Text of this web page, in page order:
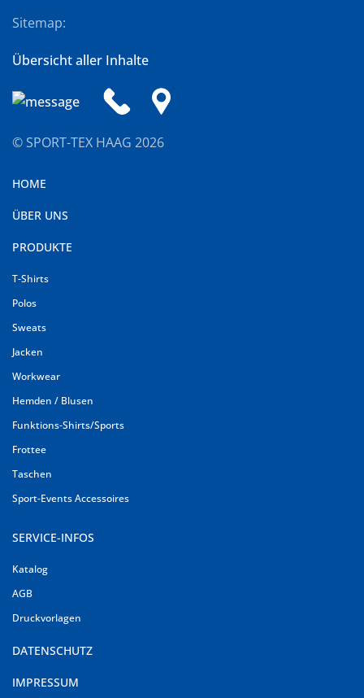
Sitemap:
Übersicht aller Inhalte
© SPORT-TEX HAAG 2026
HOME
ÜBER UNS
PRODUKTE
T-Shirts
Polos
Sweats
Jacken
Workwear
Hemden / Blusen
Funktions-Shirts/Sports
Frottee
Taschen
Sport-Events Accessoires
SERVICE-INFOS
Katalog
AGB
Druckvorlagen
DATENSCHUTZ
IMPRESSUM